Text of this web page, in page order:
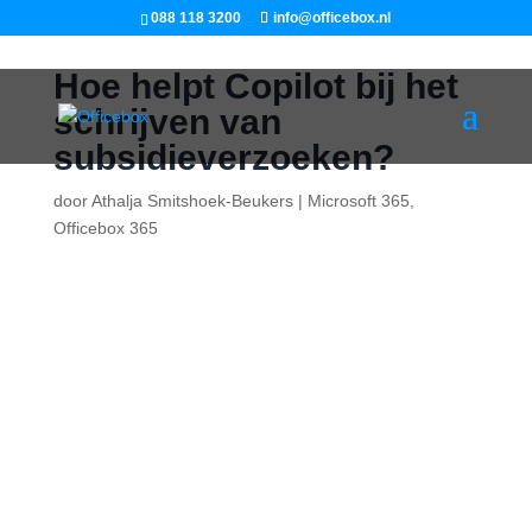
088 118 3200 info@officebox.nl
Hoe helpt Copilot bij het
schrijven van
subsidieverzoeken?
doorAthalja Smitshoek-Beukers| Microsoft 365
Officebox 365